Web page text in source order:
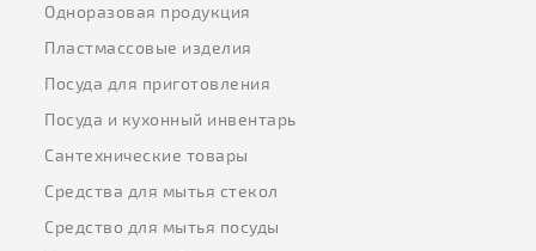
Одноразовая продукция
Пластмассовые изделия
Посуда для приготовления
Посуда и кухонный инвентарь
Сантехнические товары
Средства для мытья стекол
Средство для мытья посуды